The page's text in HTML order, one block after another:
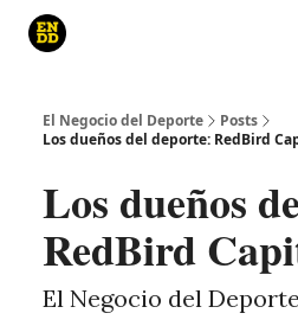
El Negocio del Deporte
Posts
Los dueños del deporte: RedBird
Los dueños
RedBird
El Negocio del Deporte